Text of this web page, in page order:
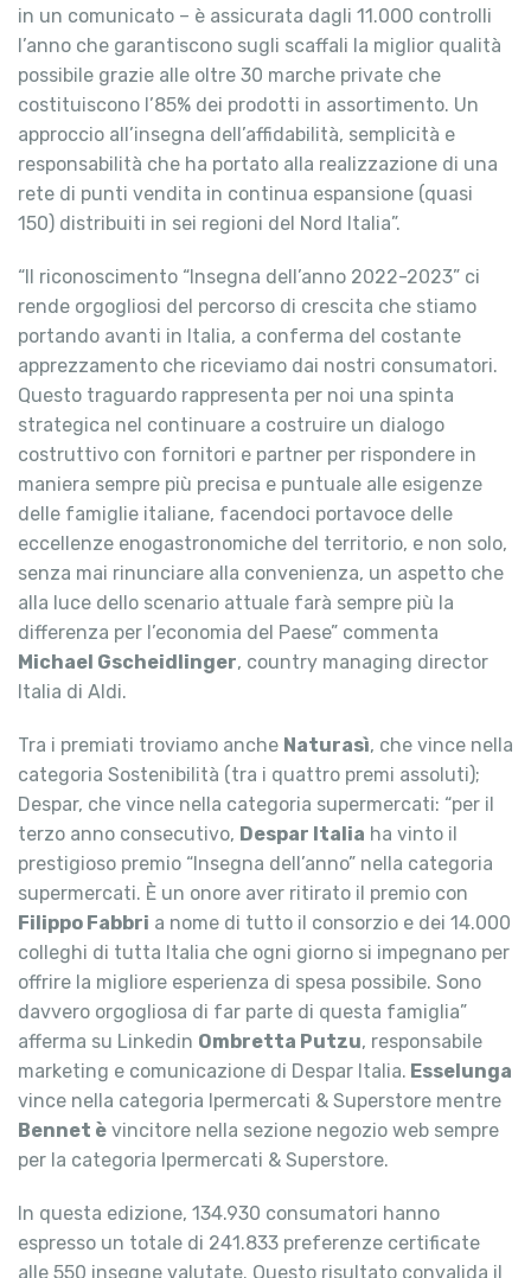
in un comunicato – è assicurata dagli 11.000 controlli
l’anno che garantiscono sugli scaffali la miglior qualità
possibile grazie alle oltre 30 marche private che
costituiscono l’85% dei prodotti in assortimento. Un
approccio all’insegna dell’affidabilità, semplicità e
responsabilità che ha portato alla realizzazione di una
rete di punti vendita in continua espansione (quasi
150) distribuiti in sei regioni del Nord Italia”.
“Il riconoscimento “Insegna dell’anno 2022-2023” ci
rende orgogliosi del percorso di crescita che stiamo
portando avanti in Italia, a conferma del costante
apprezzamento che riceviamo dai nostri consumatori.
Questo traguardo rappresenta per noi una spinta
strategica nel continuare a costruire un dialogo
costruttivo con fornitori e partner per rispondere in
maniera sempre più precisa e puntuale alle esigenze
delle famiglie italiane, facendoci portavoce delle
eccellenze enogastronomiche del territorio, e non solo,
senza mai rinunciare alla convenienza, un aspetto che
alla luce dello scenario attuale farà sempre più la
differenza per l’economia del Paese” commenta
Michael Gscheidlinger, country managing director
Italia di Aldi.
Tra i premiati troviamo anche Naturasì, che vince nella
categoria Sostenibilità (tra i quattro premi assoluti);
Despar, che vince nella categoria supermercati: “per il
terzo anno consecutivo, Despar Italia ha vinto il
prestigioso premio “Insegna dell’anno” nella categoria
supermercati. È un onore aver ritirato il premio con
Filippo Fabbri a nome di tutto il consorzio e dei 14.000
colleghi di tutta Italia che ogni giorno si impegnano per
offrire la migliore esperienza di spesa possibile. Sono
davvero orgogliosa di far parte di questa famiglia”
afferma su Linkedin Ombretta Putzu, responsabile
marketing e comunicazione di Despar Italia. Esselunga
vince nella categoria Ipermercati & Superstore mentre
Bennet è vincitore nella sezione negozio web sempre
per la categoria Ipermercati & Superstore.
In questa edizione, 134.930 consumatori hanno
espresso un totale di 241.833 preferenze certificate
alle 550 insegne valutate. Questo risultato convalida il